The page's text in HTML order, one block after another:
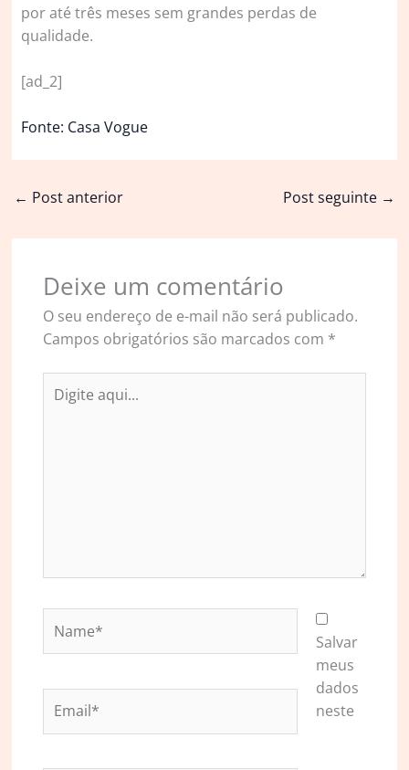
por até três meses sem grandes perdas de
qualidade.
[ad_2]
Fonte: Casa Vogue
← Post anterior Post seguinte →
Deixe um comentário
O seu endereço de e-mail não será publicado.
Campos obrigatórios são marcados com *
aqui...
Salvar
meus
dados
neste